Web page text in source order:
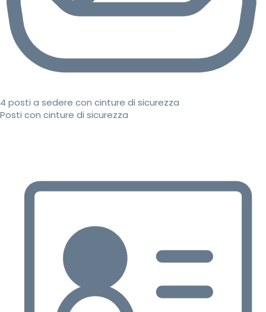
4 posti a sedere con cinture di sicurezza
Posti con cinture di sicurezza